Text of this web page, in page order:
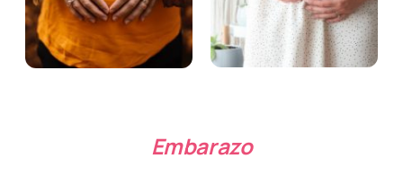
Embarazo